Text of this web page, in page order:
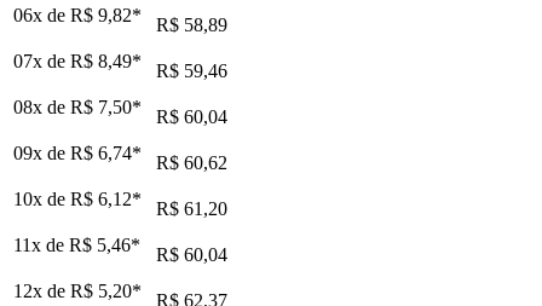
06x de R$ 9,82*
R$ 58,89
07x de R$ 8,49*
R$ 59,46
08x de R$ 7,50*
R$ 60,04
09x de R$ 6,74*
R$ 60,62
10x de R$ 6,12*
R$ 61,20
11x de R$ 5,46*
R$ 60,04
12x de R$ 5,20* R$ 62,37